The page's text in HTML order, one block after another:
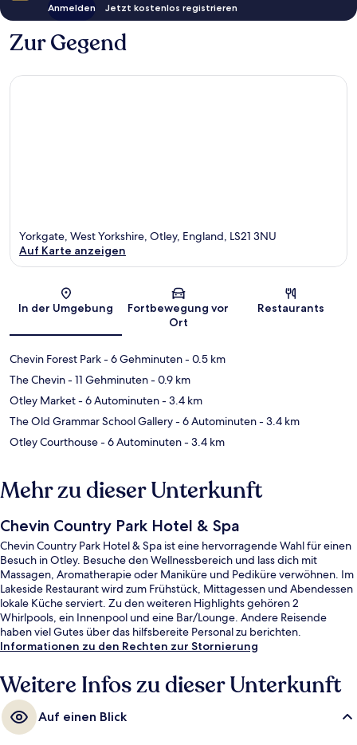
Anmelden Jetzt kostenlos registrieren
Zur Gegend
Karte
Yorkgate, West Yorkshire, Otley, England, LS21 3NU
Auf Karte anzeigen
In der Umgebung
Fortbewegung vor
Ort
Restaurants
Chevin Forest Park- 6 Gehminuten- 0.5 km
The Chevin- 11 Gehminuten- 0.9 km
Otley Market- 6 Autominuten- 3.4 km
The Old Grammar School Gallery- 6 Autominuten- 3.4 km
Otley Courthouse- 6 Autominuten- 3.4 km
Mehr zu dieser Unterkunft
Chevin Country Park Hotel & Spa
Chevin Country Park Hotel & Spa ist eine hervorragende Wahl für einen
Besuch in Otley. Besuche den Wellnessbereich und lass dich mit
Massagen, Aromatherapie oder Maniküre und Pediküre verwöhnen. Im
Lakeside Restaurant wird zum Frühstück, Mittagessen und Abendessen
lokale Küche serviert. Zu den weiteren Highlights gehören 2
Whirlpools, ein Innenpool und eine Bar/Lounge. Andere Reisende
haben viel Gutes über das hilfsbereite Personal zu berichten.
Informationen zu den Rechten zur Stornierung
Weitere Infos zu dieser Unterkunft
Auf einen Blick